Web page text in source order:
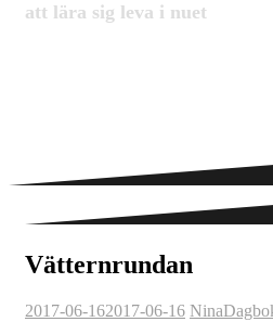
att lära sig leva i nuet
Vätternrundan
2017-06-162017-06-16 Nina